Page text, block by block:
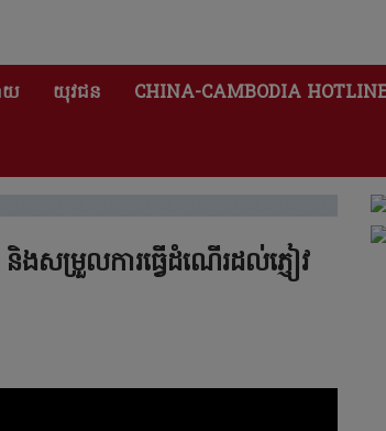
យ យុវជន CHINA-CAMBODIA
ងសម្រួលការធ្វើដំណើរដល់ភ្ញៀវ